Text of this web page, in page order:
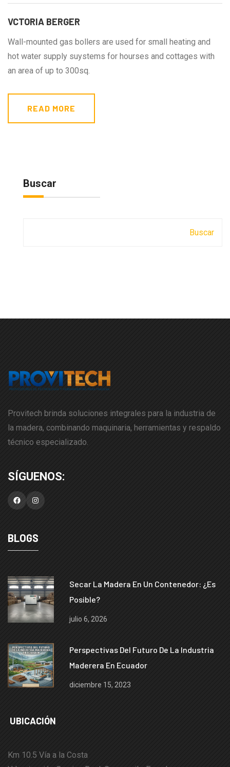
VCTORIA BERGER
Wall-mounted gas bollers are used for small heating and
hot water supply suystems for hourses and cottages with
an area of up to 300sq.
READ MORE
Buscar
Buscar
Provitech brinda soluciones integrales para la industria de
la madera, combinando maquinaria, herramientas y respaldo
técnico especializado.
FacebookInstagram
BLOGS
Secar La Madera En Un Contenedor: ¿es
Posible?
julio 6, 2026
Perspectivas Del Futuro De La Industria
Maderera En Ecuador
diciembre 15, 2023
UBICACIÓN
Km 10.5 Vía a la Costa